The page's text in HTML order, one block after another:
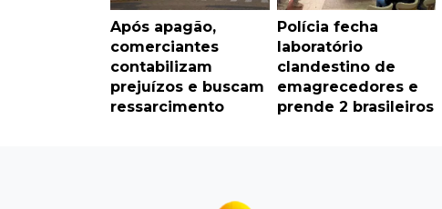
Após apagão,
comerciantes
contabilizam
prejuízos e buscam
ressarcimento
Polícia fecha
laboratório
clandestino de
emagrecedores e
prende 2 brasileiros